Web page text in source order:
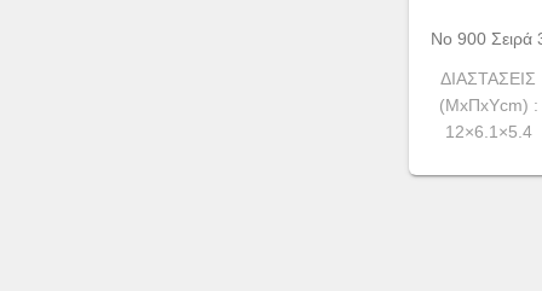
Νο 900 Σειρά
ΔΙΑΣΤΑΣΕΙΣ
(ΜxΠxYcm) :
12×6.1×5.4